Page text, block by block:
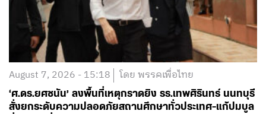
August 7, 2026 - 15:18 โดย พรรคเพื่อไทย
‘ศ.ดร.ยศชนัน’ ลงพื้นที่เหตุกราดยิง รร.เทพศิรินทร์ นนทบุรี
สั่งยกระดับความปลอดภัยสถานศึกษาทั่วประเทศ-แก้ปมบูล